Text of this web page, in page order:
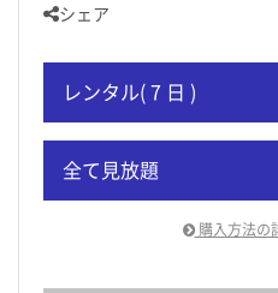
シェア
レンタル( 7 日 )
全て見放題
購入方法の